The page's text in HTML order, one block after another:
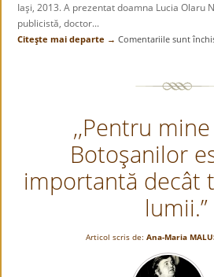
Iaşi, 2013. A prezentat doamna Lucia Olaru
publicistă, doctor...
Citeşte mai departe → Comentariile sunt
,,Pentru
Botoşanilor
importantă decât
lumii.”
Articol scris de: Ana-Maria